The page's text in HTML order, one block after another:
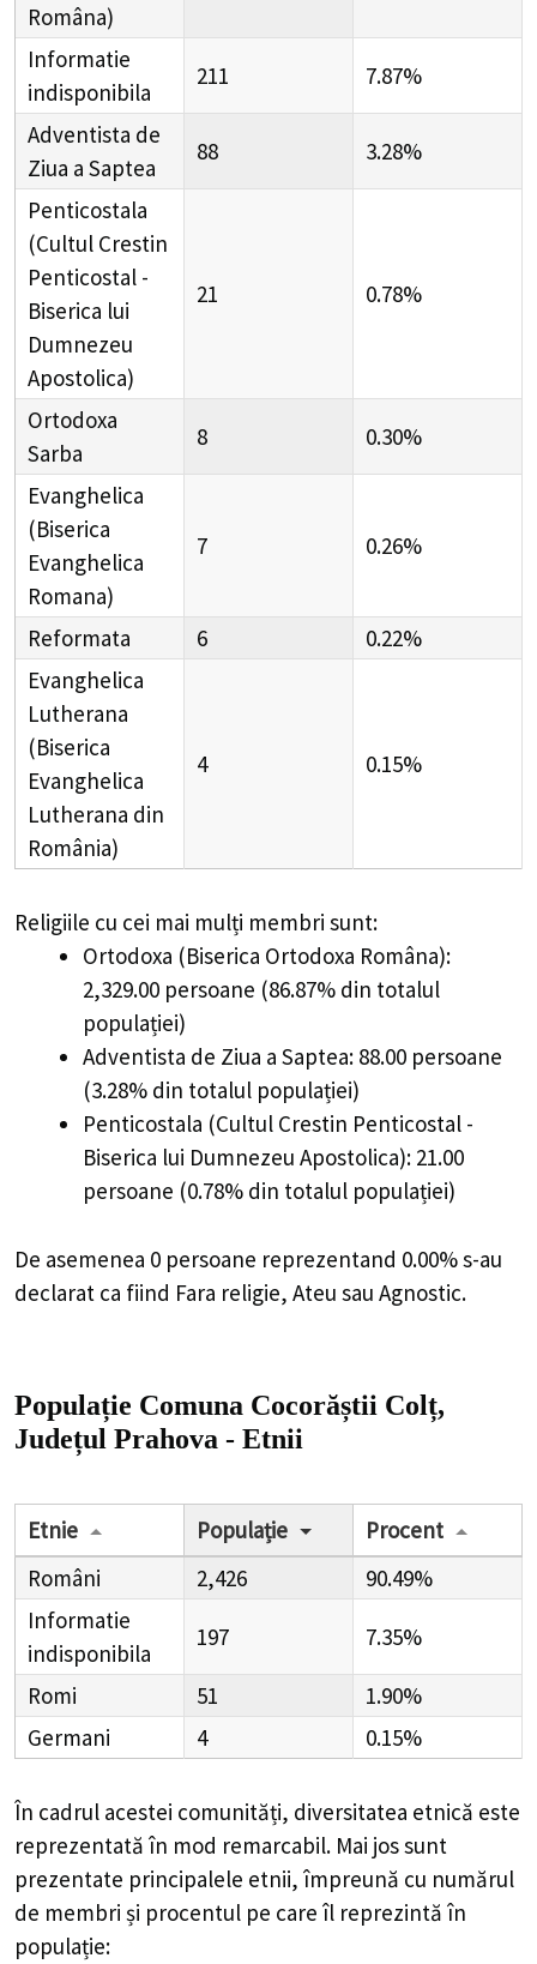
Româna)
Informatie
indisponibila
211 7.87%
Adventista de
Ziua a Saptea
88 3.28%
Penticostala
(Cultul Crestin
Penticostal -
Biserica lui
Dumnezeu
Apostolica)
21 0.78%
Ortodoxa
Sarba
8 0.30%
Evanghelica
(Biserica
Evanghelica
Romana)
7 0.26%
Reformata 6
0.22%
Evanghelica
Lutherana
(Biserica
Evanghelica
Lutherana din
România)
4 0.15%
Religiile cu cei mai mulți membri sunt:
Ortodoxa (Biserica Ortodoxa Româna):
2,329.00 persoane (86.87% din totalul
populației)
Adventista de Ziua a Saptea: 88.00 persoane
(3.28% din totalul populației)
Penticostala (Cultul Crestin Penticostal -
Biserica lui Dumnezeu Apostolica): 21.00
persoane (0.78% din totalul populației)
De asemenea 0 persoane reprezentand 0.00% s-au
declarat ca fiind Fara religie, Ateu sau Agnostic.
Populație Comuna Cocorăștii Colț,
Județul Prahova - Etnii
Etnie Populație
Procent
Români
2,426
90.49%
Informatie
indisponibila
197 7.35%
Romi 51
1.90%
Germani
4 0.15%
În cadrul acestei comunități, diversitatea etnică este
reprezentată în mod remarcabil. Mai jos sunt
prezentate principalele etnii, împreună cu numărul
de membri și procentul pe care îl reprezintă în
populație: